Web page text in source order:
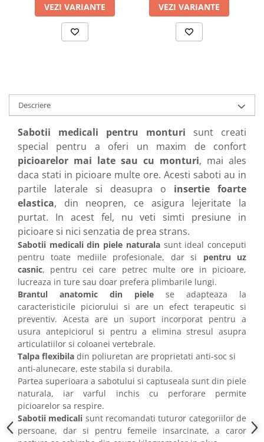
VEZI VARIANTE VEZI VARIANTE
Descriere
Sabotii medicali pentru monturi sunt creati
special pentru a oferi un maxim de confort
picioarelor mai late sau cu monturi, mai ales
daca stati in picioare multe ore. Acesti saboti au in
partile laterale si deasupra o insertie foarte
elastica, din neopren, ce asigura lejeritate la
purtat. In acest fel, nu veti simti presiune in
picioare si nici senzatia de prea strans.
Sabotii medicali din piele naturalasunt ideal conceputi
pentru toate mediile profesionale, dar si pentru uz
casnic, pentru cei care petrec multe ore in picioare,
lucreaza in ture sau doar prefera plimbarile lungi.
Brantul anatomic
din piele se adapteaza la
caracteristicile piciorului si are un efect terapeutic si
preventiv. Acesta are un suport incorporat pentru a
usura antepiciorul si pentru a elimina stresul asupra
articulatiilor si coloanei vertebrale.
Talpa flexibila din poliuretan are proprietati anti-soc si
anti-alunecare, este stabila si durabila.
Partea superioara a sabotului si captuseala sunt din piele
naturala, iar varful inchis cu perforare permite
picioarelor sa respire.
Sabotii medicali sunt recomandati tuturor categoriilor de
persoane, dar si pentru femeile insarcinate, a caror